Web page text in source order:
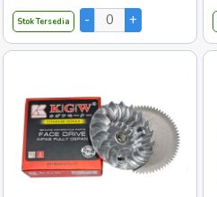
Stok Tersedia